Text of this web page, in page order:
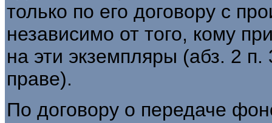
только по его договору с
независимо от того, кому
на эти экземпляры (абз. 2 п.
праве).
По договору о передаче